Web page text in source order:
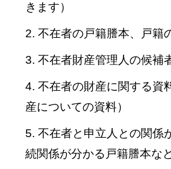
きます）
不在者の戸籍謄本、戸籍
不在者財産管理人の候補
不在者の財産に関する資
産についての資料）
不在者と申立人との関係
続関係が分かる戸籍謄本など